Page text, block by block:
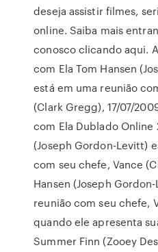
deseja assistir filmes,
online. Saiba mais
conosco clicando aqui.
com Ela Tom Hansen
está em uma reunião
(Clark Gregg), 17/07/
com Ela Dublado Online
(Joseph Gordon-Levitt)
com seu chefe, Vance
Hansen (Joseph
reunião com seu chefe,
quando ele apresenta
Summer Finn (Zooey